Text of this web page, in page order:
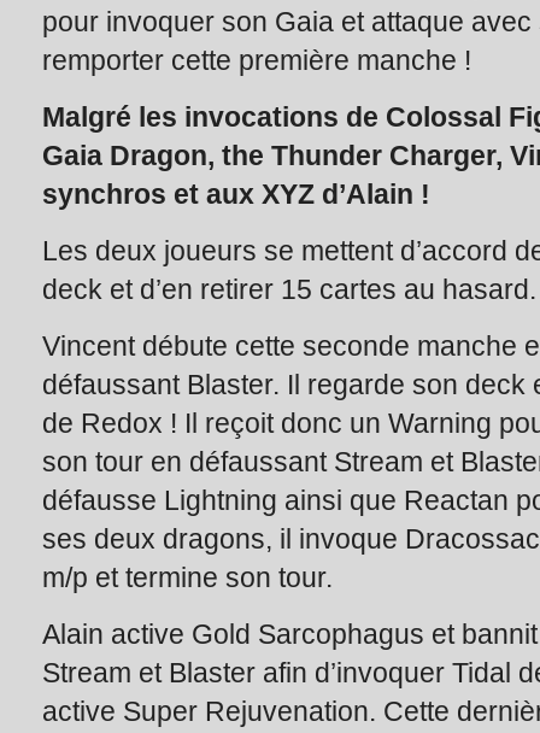
pour invoquer son Gaia et attaque
remporter cette première manche !
Malgré les invocations de Colossal
Gaia Dragon, the Thunder Charger,
synchros et aux XYZ d’Alain !
Les deux joueurs se mettent d’accord
deck et d’en retirer 15 cartes au hasard.
Vincent débute cette seconde manche
défaussant Blaster. Il regarde son deck
de Redox ! Il reçoit donc un Warning
son tour en défaussant Stream et
défausse Lightning ainsi que Reactan
ses deux dragons, il invoque
m/p et termine son tour.
Alain active Gold Sarcophagus et
Stream et Blaster afin d’invoquer Tidal
active Super Rejuvenation. Cette